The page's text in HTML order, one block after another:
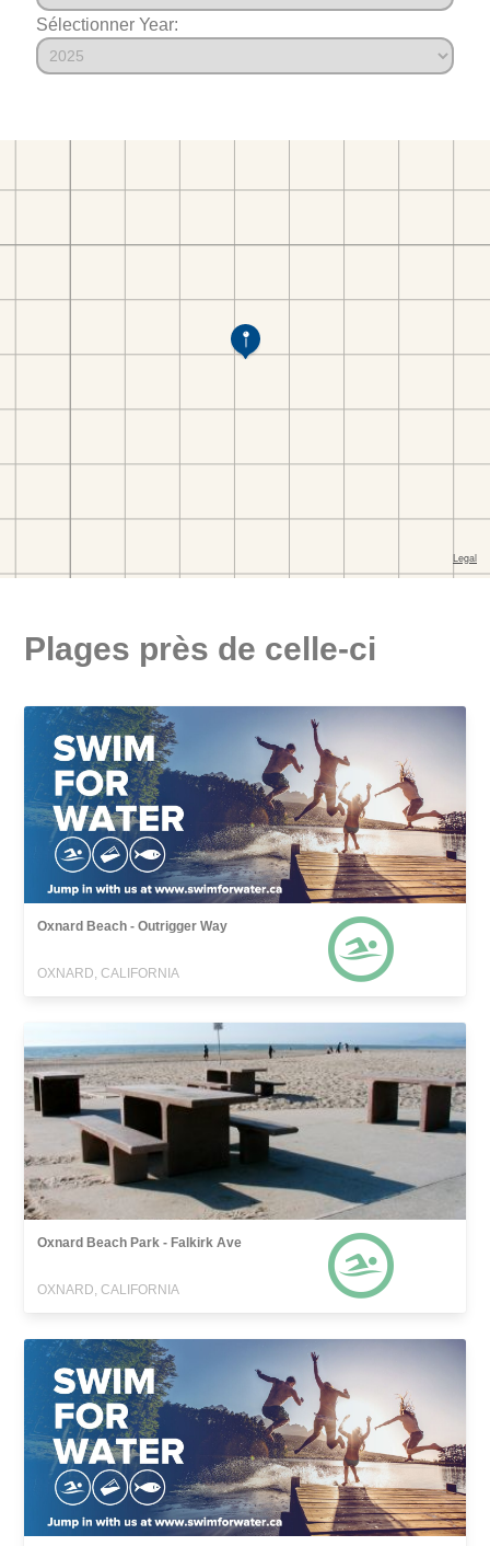
Sélectionner Year:
Plages près de celle-ci
Oxnard Beach - Outrigger Way
OXNARD, CALIFORNIA
Oxnard Beach Park - Falkirk Ave
OXNARD, CALIFORNIA